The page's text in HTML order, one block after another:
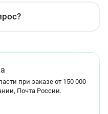
при заказе от 150 000
Почта России.